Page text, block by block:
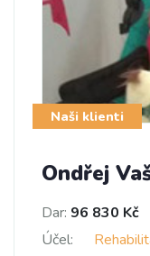
Naši klienti
Ondřej
Dar: 96 830 Kč
Účel: